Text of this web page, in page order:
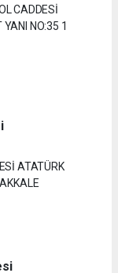
CADDESİ
NO:35 1
ATATÜRK